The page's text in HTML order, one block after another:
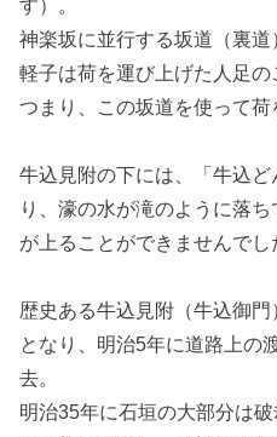
す）。
神楽坂に並行する坂道（裏道
軽子は荷を運び上げた人足の
つまり、この坂道を使って荷
牛込見附の下には、「牛込
り、濠の水が滝のように落
が上ることができませんでし
歴史ある牛込見附（牛込御
となり、明治5年に道路上の
去。
明治35年に石垣の大部分は